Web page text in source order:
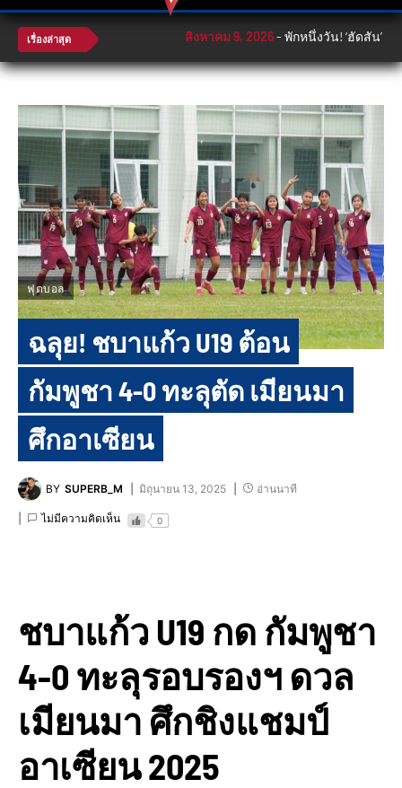
เรื่องล่าสุด สิงหาคม 9, 2026 -พักหนึ่งวัน! ‘ฮัดสัน’ เตรียม
ฟุตบอล
ฉลุย! ชบาแก้ว U19 ต้อน
กัมพูชา 4-0 ทะลุตัด เมียนมา
ศึกอาเซียน
BY SUPERB_M มิถุนายน 13, 2025 อ่านนาที
ไม่มีความคิดเห็น 0
ชบาแก้ว U19 กด กัมพูชา
4-0 ทะลุรอบรองฯ ดวล
เมียนมา ศึกชิงแชมป์
อาเซียน 2025